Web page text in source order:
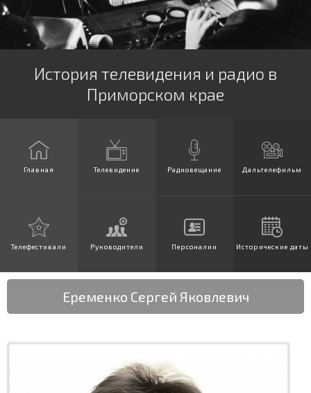
История телевидения и радио в
Приморском крае
Главная Телевидение Радиовещание Дальтелефильм
Телефестивали Руководители Персоналии Исторические даты
Еременко Сергей Яковлевич